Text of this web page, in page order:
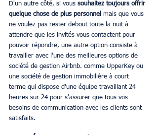
D'un autre côté, si vous souhaitez toujours offrir
quelque chose de plus personnel mais que vous
ne voulez pas rester debout toute la nuit à
attendre que les invités vous contactent pour
pouvoir répondre, une autre option consiste à
travailler avec l'une des meilleures options de
société de gestion Airbnb. comme UpperKey ou
une société de gestion immobilière à court
terme qui dispose d'une équipe travaillant 24
heures sur 24 pour s'assurer que tous vos
besoins de communication avec les clients sont
satisfaits.